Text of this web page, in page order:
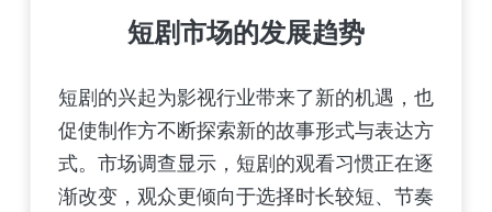
短剧市场的发展趋势
短剧的兴起为影视行业带来了新的机遇，也
促使制作方不断探索新的故事形式与表达方
式。市场调查显示，短剧的观看习惯正在逐
渐改变，观众更倾向于选择时长较短、节奏